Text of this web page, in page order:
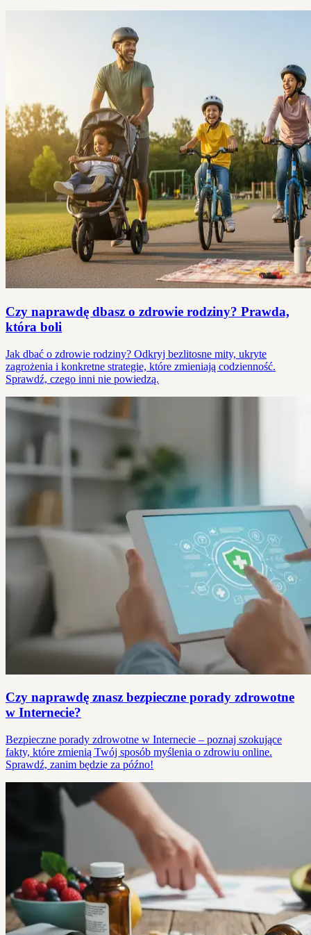
Czy naprawdę dbasz o zdrowie rodziny? Prawda,
która boli
Jak dbać o zdrowie rodziny? Odkryj bezlitosne mity, ukryte
zagrożenia i konkretne strategie, które zmieniają codzienność.
Sprawdź, czego inni nie powiedzą.
Czy naprawdę znasz bezpieczne porady zdrowotne
w Internecie?
Bezpieczne porady zdrowotne w Internecie – poznaj szokujące
fakty, które zmienią Twój sposób myślenia o zdrowiu online.
Sprawdź, zanim będzie za późno!